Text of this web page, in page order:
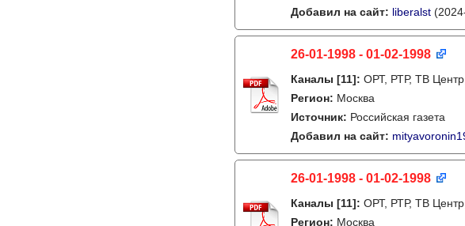
Добавил на сайт: liberalst
26-01-1998 - 01-02-1998
Каналы [11]: ОРТ, РТР, ТВ
Регион: Москва
Источник: Российская газета
Добавил на сайт:
26-01-1998 - 01-02-1998
Каналы [11]: ОРТ, РТР, ТВ
Регион: Москва